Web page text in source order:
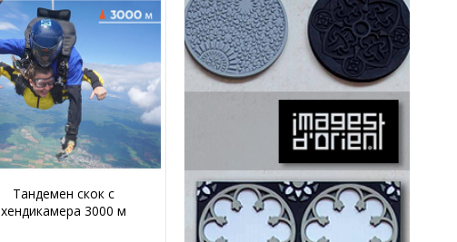
Тандемен скок с
хендикамера 3000 м